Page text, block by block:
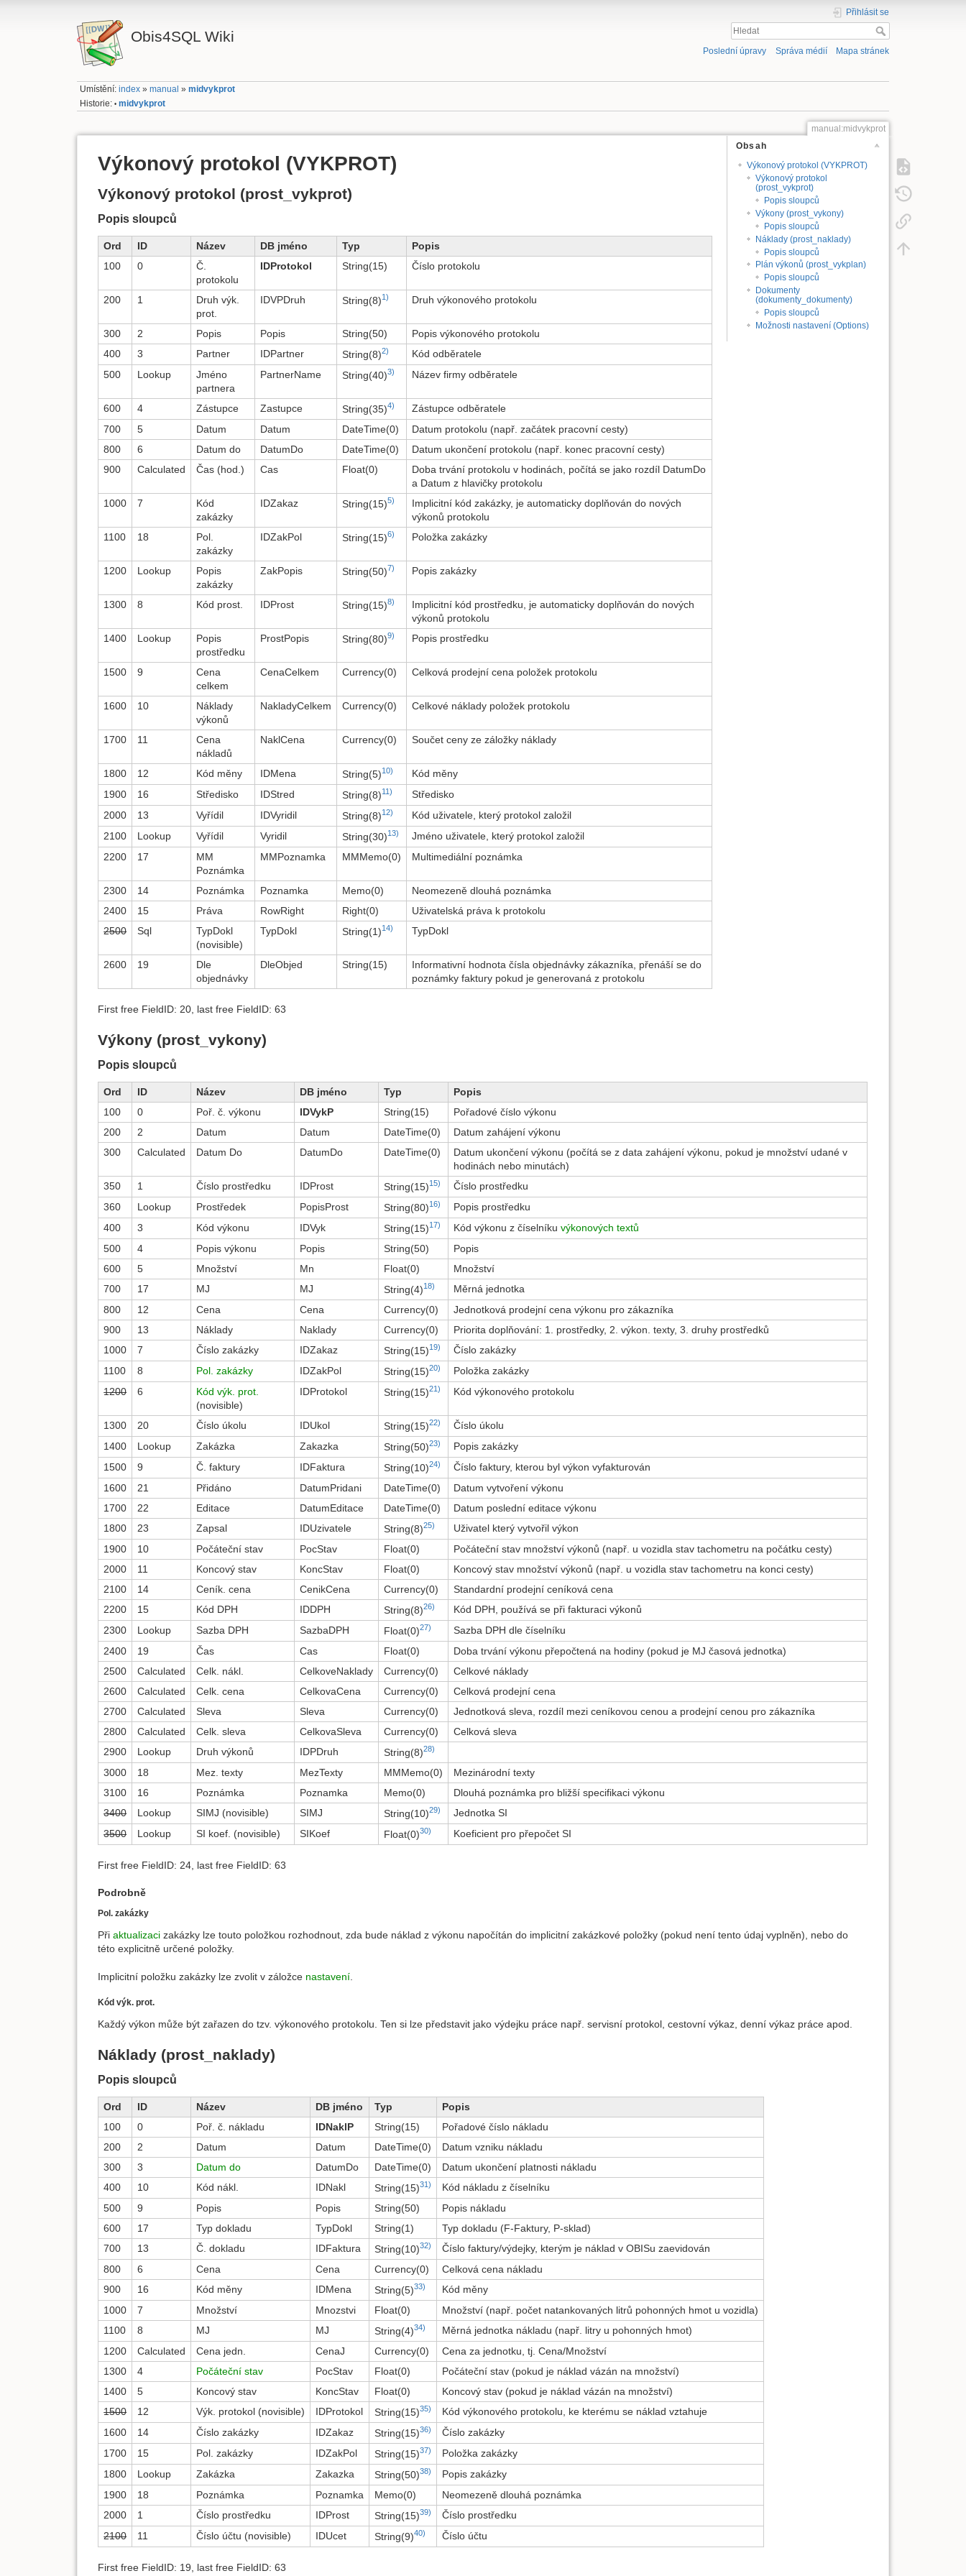
Obis4SQL Wiki
Přihlásit se
Poslední úpravy Správa médií Mapa stránek
Umístění:index »manual »midvykprot
Historie: • midvykprot
manual:midvykprot
Obsah
Výkonový protokol (VYKPROT)
Výkonový protokol
(prost_vykprot)
Popis sloupců
Výkony (prost_vykony)
Popis sloupců
Náklady (prost_naklady)
Popis sloupců
Plán výkonů (prost_vykplan)
Popis sloupců
Dokumenty
(dokumenty_dokumenty)
Popis sloupců
Možnosti nastavení (Options)
Výkonový protokol (VYKPROT)
Výkonový protokol (prost_vykprot)
Popis sloupců
Ord ID Název DB jméno Typ
Popis
100
0
Č.
protokolu
IDProtokol String(15) Číslo protokolu
200 1
Druh výk.
prot.
IDVPDruh String(8)1) Druh výkonového protokolu
300 2 Popis Popis String(50)
Popis výkonového protokolu
400
3 Partner IDPartner String(8)2)
Kód odběratele
500
Lookup
Jméno
partnera
PartnerName String(40)3) Název firmy odběratele
600 4 Zástupce Zastupce String(35)4)
Zástupce odběratele
700
5 Datum Datum DateTime(0)
Datum protokolu (např. začátek pracovní cesty)
800
6 Datum do DatumDo DateTime(0)
Datum ukončení protokolu (např. konec pracovní cesty)
900
Calculated Čas (hod.) Cas Float(0)
Doba trvání protokolu v hodinách, počítá se jako rozdíl DatumDo
a Datum z hlavičky protokolu
1000
7
Kód
zakázky
IDZakaz String(15)5)
Implicitní kód zakázky, je automaticky doplňován do nových
výkonů protokolu
1100
18
Pol.
zakázky
IDZakPol String(15)6) Položka zakázky
1200 Lookup
Popis
zakázky
ZakPopis String(50)7) Popis zakázky
1300 8 Kód prost. IDProst String(15)8)
Implicitní kód prostředku, je automaticky doplňován do nových
výkonů protokolu
1400
Lookup
Popis
prostředku
ProstPopis String(80)9) Popis prostředku
1500 9
Cena
celkem
CenaCelkem Currency(0) Celková prodejní cena položek protokolu
1600 10
Náklady
výkonů
NakladyCelkem Currency(0) Celkové náklady položek protokolu
1700 11
Cena
nákladů
NaklCena Currency(0) Součet ceny ze záložky náklady
1800 12 Kód měny IDMena String(5)10)
Kód měny
1900
16 Středisko IDStred String(8)11)
Středisko
2000
13 Vyřídil IDVyridil String(8)12)
Kód uživatele, který protokol založil
2100
Lookup Vyřídil Vyridil String(30)13)
Jméno uživatele, který protokol založil
2200
17
MM
Poznámka
MMPoznamka MMMemo(0) Multimediální poznámka
2300 14 Poznámka Poznamka Memo(0)
Neomezeně dlouhá poznámka
2400
15 Práva RowRight Right(0)
Uživatelská práva k protokolu
2500
Sql
TypDokl
(novisible)
TypDokl String(1)14) TypDokl
2600 19
Dle
objednávky
DleObjed String(15)
Informativní hodnota čísla objednávky zákazníka, přenáší se do
poznámky faktury pokud je generovaná z protokolu
First free FieldID: 20, last free FieldID: 63
Výkony (prost_vykony)
Popis sloupců
Ord ID Název DB jméno Typ
Popis
100
0 Poř. č. výkonu IDVykP String(15)
Pořadové číslo výkonu
200
2 Datum Datum DateTime(0)
Datum zahájení výkonu
300
Calculated Datum Do DatumDo DateTime(0)
Datum ukončení výkonu (počítá se z data zahájení výkonu, pokud je množství udané v
hodinách nebo minutách)
350
1 Číslo prostředku IDProst String(15)15)
Číslo prostředku
360
Lookup Prostředek PopisProst String(80)16)
Popis prostředku
400
3 Kód výkonu IDVyk String(15)17) Kód výkonu z číselníkuvýkonových textů
500
4 Popis výkonu Popis String(50)
Popis
600
5 Množství Mn Float(0)
Množství
700
17 MJ MJ String(4)18)
Měrná jednotka
800
12 Cena Cena Currency(0)
Jednotková prodejní cena výkonu pro zákazníka
900
13 Náklady Naklady Currency(0)
Priorita doplňování: 1. prostředky, 2. výkon. texty, 3. druhy prostředků
1000
7 Číslo zakázky IDZakaz String(15)19)
Číslo zakázky
1100
8 Pol. zakázky IDZakPol String(15)20)
Položka zakázky
1200
6
Kód výk. prot.
(novisible)
IDProtokol String(15)21) Kód výkonového protokolu
1300 20 Číslo úkolu IDUkol String(15)22)
Číslo úkolu
1400
Lookup Zakázka Zakazka String(50)23)
Popis zakázky
1500
9 Č. faktury IDFaktura String(10)24)
Číslo faktury, kterou byl výkon vyfakturován
1600
21 Přidáno DatumPridani DateTime(0)
Datum vytvoření výkonu
1700
22 Editace DatumEditace DateTime(0)
Datum poslední editace výkonu
1800
23 Zapsal IDUzivatele String(8)25)
Uživatel který vytvořil výkon
1900
10 Počáteční stav PocStav Float(0)
Počáteční stav množství výkonů (např. u vozidla stav tachometru na počátku cesty)
2000
11 Koncový stav KoncStav Float(0)
Koncový stav množství výkonů (např. u vozidla stav tachometru na konci cesty)
2100
14 Ceník. cena CenikCena Currency(0)
Standardní prodejní ceníková cena
2200
15 Kód DPH IDDPH String(8)26)
Kód DPH, používá se při fakturaci výkonů
2300
Lookup Sazba DPH SazbaDPH Float(0)27)
Sazba DPH dle číselníku
2400
19 Čas Cas Float(0)
Doba trvání výkonu přepočtená na hodiny (pokud je MJ časová jednotka)
2500
Calculated Celk. nákl. CelkoveNaklady Currency(0)
Celkové náklady
2600
Calculated Celk. cena CelkovaCena Currency(0)
Celková prodejní cena
2700
Calculated Sleva Sleva Currency(0)
Jednotková sleva, rozdíl mezi ceníkovou cenou a prodejní cenou pro zákazníka
2800
Calculated Celk. sleva CelkovaSleva Currency(0)
Celková sleva
2900
Lookup Druh výkonů IDPDruh String(8)28)
3000 18 Mez. texty MezTexty MMMemo(0)
Mezinárodní texty
3100
16 Poznámka Poznamka Memo(0)
Dlouhá poznámka pro bližší specifikaci výkonu
3400
Lookup SIMJ (novisible) SIMJ String(10)29)
Jednotka SI
3500
Lookup SI koef. (novisible) SIKoef Float(0)30) Koeficient pro přepočet SI
First free FieldID: 24, last free FieldID: 63
Podrobně
Pol. zakázky
Přiaktualizaci zakázky lze touto položkou rozhodnout, zda bude náklad z výkonu napočítán do implicitní zakázkové položky (pokud není tento údaj vyplněn), nebo do
této explicitně určené položky.
Implicitní položku zakázky lze zvolit v záložce nastavení
Kód výk. prot.
Každý výkon může být zařazen do tzv. výkonového protokolu. Ten si lze představit jako výdejku práce např. servisní protokol, cestovní výkaz, denní výkaz práce apod.
Náklady (prost_naklady)
Popis sloupců
Ord ID Název DB jméno Typ
Popis
100
0 Poř. č. nákladu IDNaklP String(15)
Pořadové číslo nákladu
200
2 Datum Datum DateTime(0)
Datum vzniku nákladu
300
3 Datum do DatumDo DateTime(0)
Datum ukončení platnosti nákladu
400
10 Kód nákl. IDNakl String(15)31)
Kód nákladu z číselníku
500
9 Popis Popis String(50)
Popis nákladu
600
17 Typ dokladu TypDokl String(1)
Typ dokladu (F-Faktury, P-sklad)
700
13 Č. dokladu IDFaktura String(10)32)
Číslo faktury/výdejky, kterým je náklad v OBISu zaevidován
800
6 Cena Cena Currency(0)
Celková cena nákladu
900
16 Kód měny IDMena String(5)33)
Kód měny
1000
7 Množství Mnozstvi Float(0)
Množství (např. počet natankovaných litrů pohonných hmot u vozidla)
1100
8 MJ MJ String(4)34)
Měrná jednotka nákladu (např. litry u pohonných hmot)
1200
Calculated Cena jedn. CenaJ Currency(0)
Cena za jednotku, tj. Cena/Množství
1300
4 Počáteční stav PocStav Float(0)
Počáteční stav (pokud je náklad vázán na množství)
1400
5 Koncový stav KoncStav Float(0)
Koncový stav (pokud je náklad vázán na množství)
1500
12 Výk. protokol (novisible) IDProtokol String(15)35)
Kód výkonového protokolu, ke kterému se náklad vztahuje
1600
14 Číslo zakázky IDZakaz String(15)36)
Číslo zakázky
1700
15 Pol. zakázky IDZakPol String(15)37)
Položka zakázky
1800
Lookup Zakázka Zakazka String(50)38)
Popis zakázky
1900
18 Poznámka Poznamka Memo(0)
Neomezeně dlouhá poznámka
2000
1 Číslo prostředku IDProst String(15)39)
Číslo prostředku
2100
11 Číslo účtu (novisible) IDUcet String(9)40) Číslo účtu
First free FieldID: 19, last free FieldID: 63